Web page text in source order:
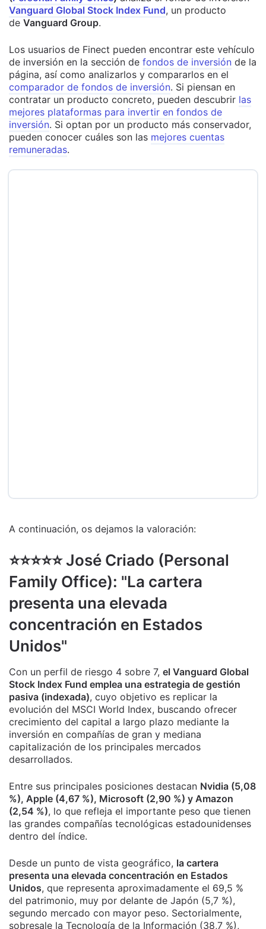
Vanguard Global Stock Index Fund, un producto
de Vanguard Group.
Los usuarios de Finect pueden encontrar este vehículo
de inversión en la sección de fondos de inversión de la
página, así como analizarlos y compararlos en el
comparador de fondos de inversión. Si piensan en
contratar un producto concreto, pueden descubrir las
mejores plataformas para invertir en fondos de
inversión. Si optan por un producto más conservador,
pueden conocer cuáles son las mejores cuentas
remuneradas.
A continuación, os dejamos la valoración:
⭐️⭐️⭐️⭐️⭐️ José Criado (Personal
Family Office): "La cartera
presenta una elevada
concentración en Estados
Unidos"
Con un perfil de riesgo 4 sobre 7, el Vanguard Global
Stock Index Fund emplea una estrategia de gestión
pasiva (indexada), cuyo objetivo es replicar la
evolución del MSCI World Index, buscando ofrecer
crecimiento del capital a largo plazo mediante la
inversión en compañías de gran y mediana
capitalización de los principales mercados
desarrollados.
Entre sus principales posiciones destacan Nvidia (5,08
%), Apple (4,67 %), Microsoft (2,90 %) y Amazon
(2,54 %), lo que refleja el importante peso que tienen
las grandes compañías tecnológicas estadounidenses
dentro del índice.
Desde un punto de vista geográfico, la cartera
presenta una elevada concentración en Estados
Unidos, que representa aproximadamente el 69,5 %
del patrimonio, muy por delante de Japón (5,7 %),
segundo mercado con mayor peso. Sectorialmente,
sobresale la Tecnología de la Información (38,7 %),